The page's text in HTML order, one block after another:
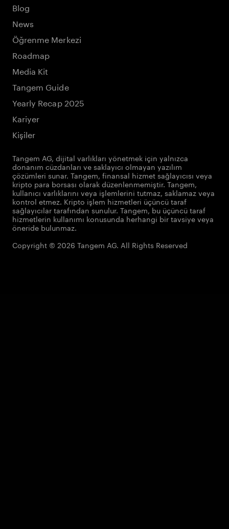
Blog
News
Öğrenme Merkezi
Roadmap
Media Kit
Tangem Guide
Yearly Recap 2025
Kariyer
Kişiler
Tangem AG, dijital varlıkları yönetmek için yalnızca
donanım cüzdanları ve saklayıcı olmayan yazılım
çözümleri sunar. Tangem, finansal hizmet sağlayıcısı veya
kripto para borsası olarak düzenlenmemiştir. Tangem,
kullanıcı varlıklarını veya işlemlerini tutmaz, saklamaz veya
kontrol etmez. Kripto işlem hizmetleri üçüncü taraf
sağlayıcılar tarafından sunulur. Tangem, bu üçüncü taraf
hizmetlerin kullanımı konusunda herhangi bir tavsiye veya
öneride bulunmaz.